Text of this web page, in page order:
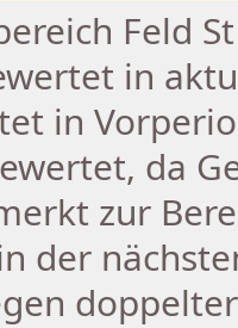
Feld
in
in
da
zur
der